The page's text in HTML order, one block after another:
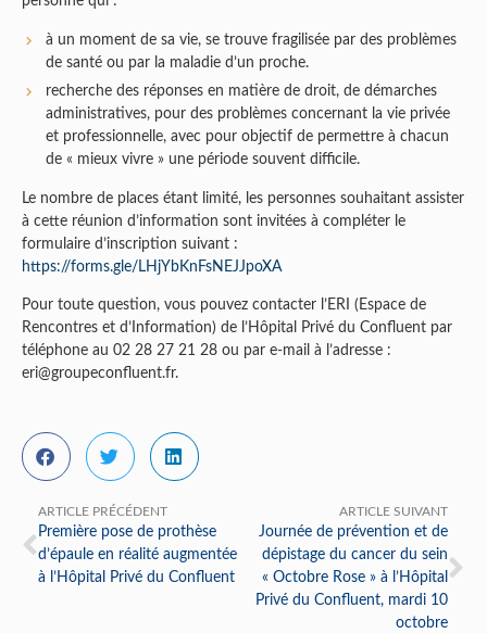
à un moment de sa vie, se trouve fragilisée par des problèmes
de santé ou par la maladie d’un proche.
recherche des réponses en matière de droit, de démarches
administratives, pour des problèmes concernant la vie privée
et professionnelle, avec pour objectif de permettre à chacun
de « mieux vivre » une période souvent difficile.
Le nombre de places étant limité, les personnes souhaitant assister
à cette réunion d’information sont invitées à compléter le
formulaire d’inscription suivant :
https://forms.gle/LHjYbKnFsNEJJpoXA
Pour toute question, vous pouvez contacter l’ERI (Espace de
Rencontres et d’Information) de l’Hôpital Privé du Confluent par
téléphone au 02 28 27 21 28 ou par e-mail à l’adresse :
eri@groupeconfluent.fr.
ARTICLE PRÉCÉDENT
Première pose de prothèse
d’épaule en réalité augmentée
à l’Hôpital Privé du Confluent
ARTICLE SUIVANT
Journée de prévention et de
dépistage du cancer du sein
« Octobre Rose » à l’Hôpital
Privé du Confluent, mardi 10
octobre